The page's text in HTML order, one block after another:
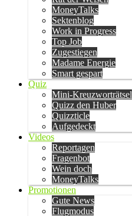
MoneyTalks
Sektenblog
Work in Progress
Top Job
Zugestiegen
Madame Energie
Smart gespart
Quiz
Mini-Kreuzworträtsel
Quizz den Huber
Quizzticle
Aufgedeckt
Videos
Reportagen
Fragenbot
Wein doch
MoneyTalks
Promotionen
Gute News
Flugmodus